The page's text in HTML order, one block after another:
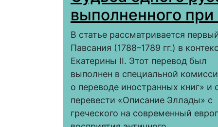
выполненного при
В статье рассматривается
Павсания (1788–1789 гг.) в
Екатерины II. Этот перевод был
выполнен в специальной
о переводе иностранных книг»
перевести «Описание Эллады» с
греческого на современный